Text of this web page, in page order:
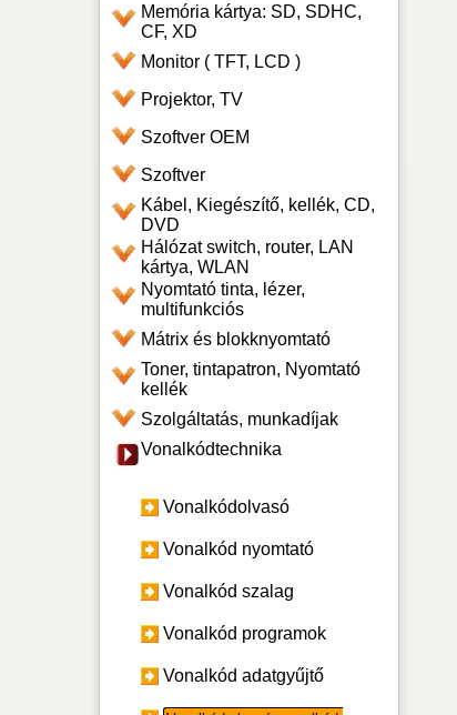
Memória kártya: SD, SDHC,
CF, XD
Monitor ( TFT, LCD )
Projektor, TV
Szoftver OEM
Szoftver
Kábel, Kiegészítő, kellék, CD,
DVD
Hálózat switch, router, LAN
kártya, WLAN
Nyomtató tinta, lézer,
multifunkciós
Mátrix és blokknyomtató
Toner, tintapatron, Nyomtató
kellék
Szolgáltatás, munkadíjak
Vonalkódtechnika
Vonalkódolvasó
Vonalkód nyomtató
Vonalkód szalag
Vonalkód programok
Vonalkód adatgyűjtő